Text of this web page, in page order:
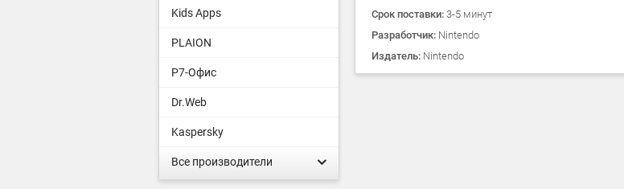
Срок поставки: 3-5 минут
Разработчик: Nintendo
Издатель: Nintendo
Kids Apps
PLAION
Р7-Офис
Dr.Web
Kaspersky
Все производители